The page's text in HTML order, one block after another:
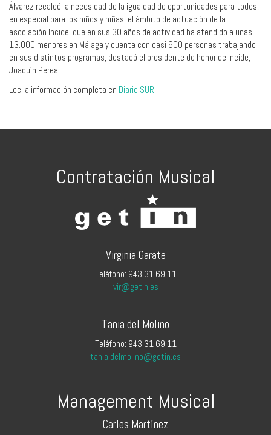
Álvarez recalcó la necesidad de la igualdad de oportunidades para todos,
en especial para los niños y niñas, el ámbito de actuación de la
asociación Incide, que en sus 30 años de actividad ha atendido a unas
13.000 menores en Málaga y cuenta con casi 600 personas trabajando
en sus distintos programas, destacó el presidente de honor de Incide,
Joaquín Perea.
Lee la información completa en Diario SUR.
Contratación Musical
Virginia Garate
Teléfono: 943 31 69 11
vir@getin.es
Tania del Molino
Teléfono: 943 31 69 11
tania.delmolino@getin.es
Management Musical
Carles Martínez